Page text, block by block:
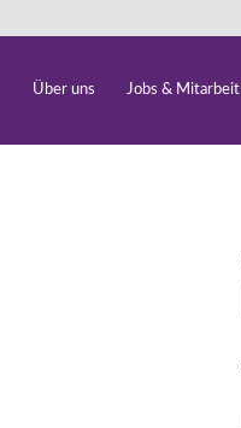
Über uns Jobs & Mitarbeit